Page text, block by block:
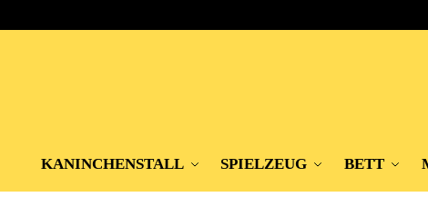
KANINCHENSTALL SPIELZEUG BETT